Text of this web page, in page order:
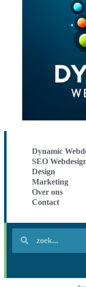
Dynamic
SEO
Design
Marketing
Over ons
Contact